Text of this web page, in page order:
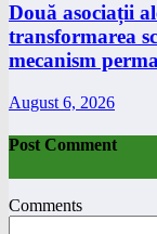
Două asociații
transformarea
mecanism
August 6, 2026
Post Comment
Comments